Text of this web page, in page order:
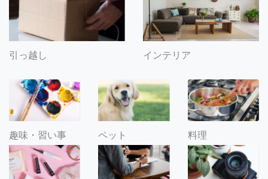
引っ越し インテリア
趣味・習い事 ペット 料理